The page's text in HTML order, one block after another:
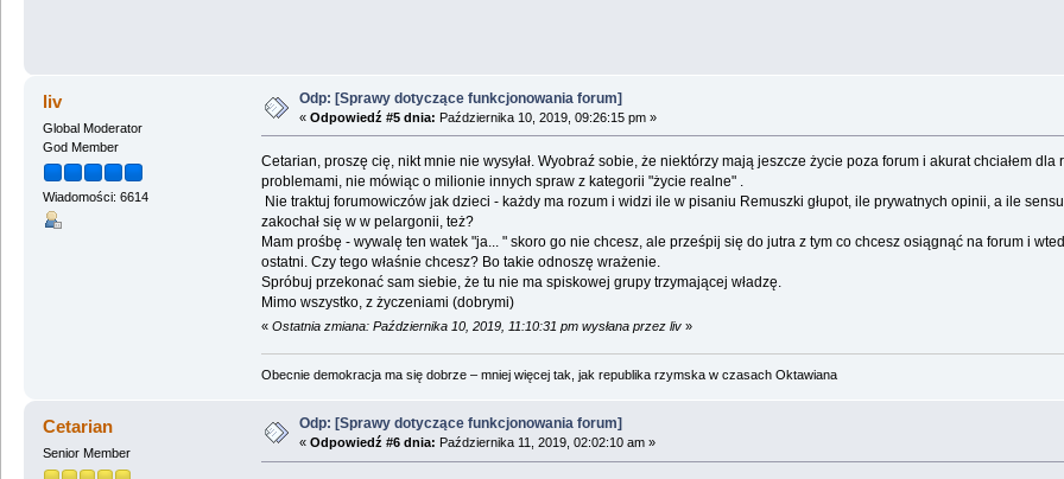
liv
Global Moderator
God Member
Wiadomości: 6614
Odp: [Sprawy dotyczące funkcjonowania forum]
« Odpowiedź #5 dnia: Października 10, 2019, 09:26:15 pm »
Cetarian, proszę cię, nikt mnie nie wysyłał. Wyobraź sobie, że niektórzy mają jeszcze życie poza forum i akurat chciałem
problemami, nie mówiąc o milionie innych spraw z kategorii "życie realne" .
Nie traktuj forumowiczów jak dzieci - każdy ma rozum i widzi ile w pisaniu Remuszki głupot, ile prywatnych opinii, a ile
zakochał się w w pelargonii, też?
Mam prośbę - wywalę ten watek "ja... " skoro go nie chcesz, ale prześpij się do jutra z tym co chcesz osiągnąć na forum i
ostatni. Czy tego właśnie chcesz? Bo takie odnoszę wrażenie.
Spróbuj przekonać sam siebie, że tu nie ma spiskowej grupy trzymającej władzę.
Mimo wszystko, z życzeniami (dobrymi)
« Ostatnia zmiana: Października 10, 2019, 11:10:31 pm wysłana przez liv»
Obecnie demokracja ma się dobrze – mniej więcej tak, jak republika rzymska w czasach Oktawiana
Cetarian
Senior Member
Odp: [Sprawy dotyczące funkcjonowania forum]
« Odpowiedź #6 dnia: Października 11, 2019, 02:02:10 am »